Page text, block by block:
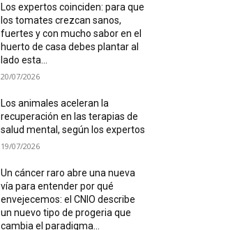
Los expertos coinciden: para que
los tomates crezcan sanos,
fuertes y con mucho sabor en el
huerto de casa debes plantar al
lado esta...
20/07/2026
Los animales aceleran la
recuperación en las terapias de
salud mental, según los expertos
19/07/2026
Un cáncer raro abre una nueva
vía para entender por qué
envejecemos: el CNIO describe
un nuevo tipo de progeria que
cambia el paradigma...